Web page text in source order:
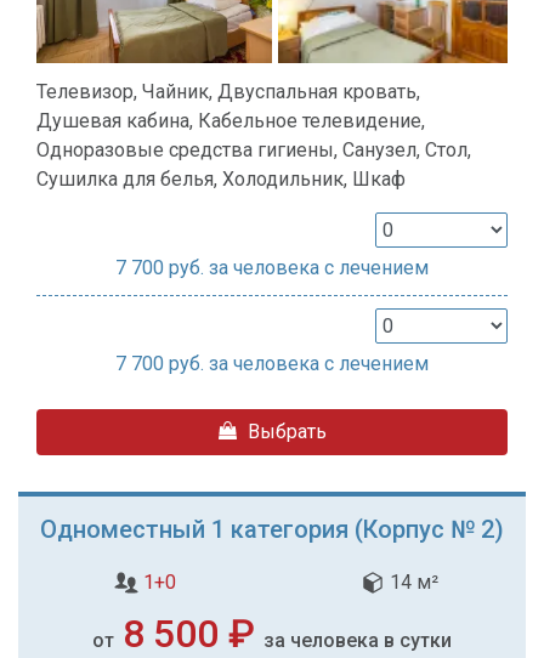
Телевизор, Чайник, Двуспальная кровать,
Душевая кабина, Кабельное телевидение,
Одноразовые средства гигиены, Санузел, Стол,
Сушилка для белья, Холодильник, Шкаф
7 700 руб. за человека с лечением
7 700 руб. за человека с лечением
Выбрать
Одноместный 1 категория (Корпус № 2)
1+0 14 м²
от 8 500 ₽ за человека в сутки